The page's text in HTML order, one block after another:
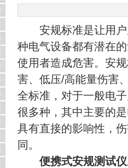
安规标准是让用户
种电气设备都有潜在
使用者造成危害。安
害、低压/高能量伤害
全标准，对于一般电
很多种，其中主要的
具有直接的影响性，
同。
便携式安规测试仪